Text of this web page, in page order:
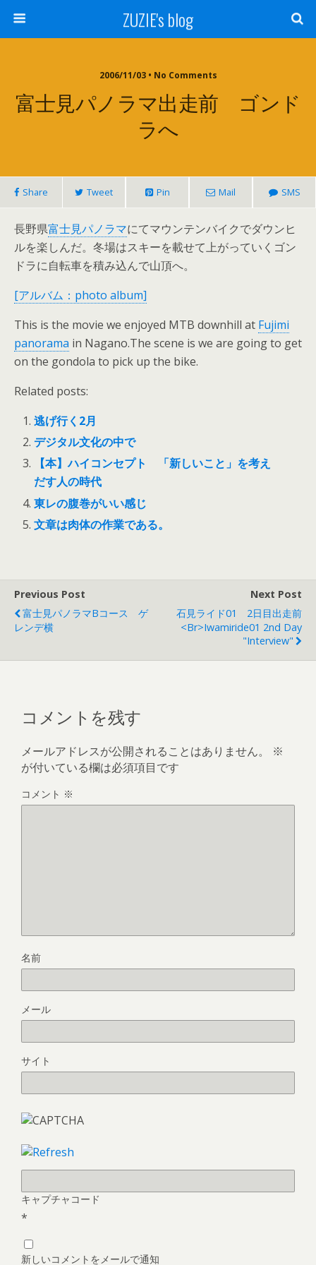
ZUZIE's blog
2006/11/03 • No Comments
富士見パノラマ出走前 ゴンド
ラへ
Share Tweet Pin Mail SMS
長野県富士見パノラマにてマウンテンバイクでダウンヒ
ルを楽しんだ。冬場はスキーを載せて上がっていくゴン
ドラに自転車を積み込んで山頂へ。
[アルバム：photo album]
This is the movie we enjoyed MTB downhill at Fujimi
panorama in Nagano.The scene is we are going to get
on the gondola to pick up the bike.
Related posts:
逃げ行く2月
デジタル文化の中で
【本】ハイコンセプト 「新しいこと」を考え
だす人の時代
東レの腹巻がいい感じ
文章は肉体の作業である。
Previous Post
富士見パノラマBコース ゲ
レンデ横
Next Post
石見ライド01 2日目出走前
<br>Iwamiride01 2nd Day
"interview"
コメントを残す
メールアドレスが公開されることはありません。
※
が付いている欄は必須項目です
コメント ※
名前
メール
サイト
キャプチャコード
*
新しいコメントをメールで通知